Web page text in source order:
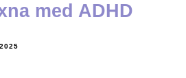
med ADHD